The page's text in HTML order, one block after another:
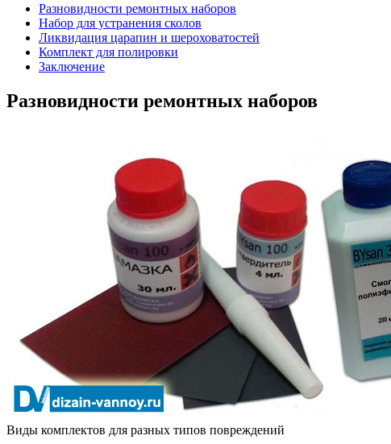
Разновидности ремонтных наборов
Набор для устранения сколов
Ликвидация царапин и шероховатостей
Комплект для полировки
Заключение
Разновидности ремонтных наборов
Виды комплектов для разных типов повреждений